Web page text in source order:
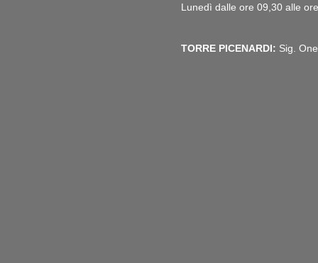
Lunedì dalle ore 09,30 alle
TORRE PICENARDI: Sig.